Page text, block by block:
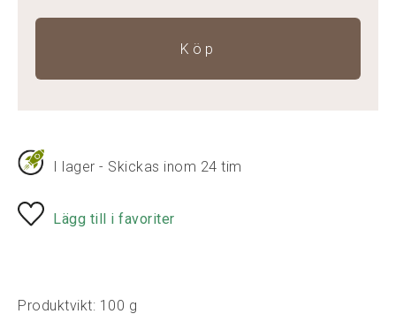
Köp
I lager - Skickas inom 24 tim
Lägg till i favoriter
Produktvikt: 100 g